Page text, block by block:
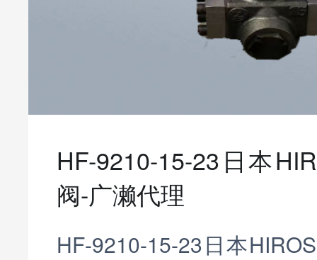
HF-9210-15-23日本
阀-广濑代理
HF-9210-15-23日本